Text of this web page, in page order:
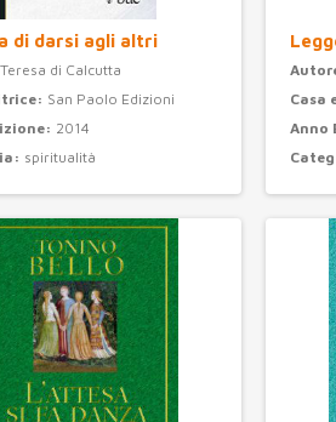
di darsi agli altri
Teresa di Calcutta
San Paolo Edizioni
2014
spiritualità
Casa
Anno